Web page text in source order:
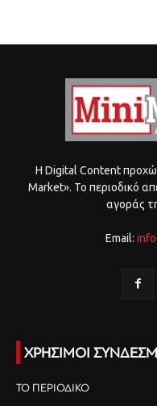
Η Digital Content
Market». Το περιοδικό
αγοράς
Email:
ΧΡΗΣΙΜΟΙ
ΤΟ ΠΕΡΙΟΔΙΚΟ